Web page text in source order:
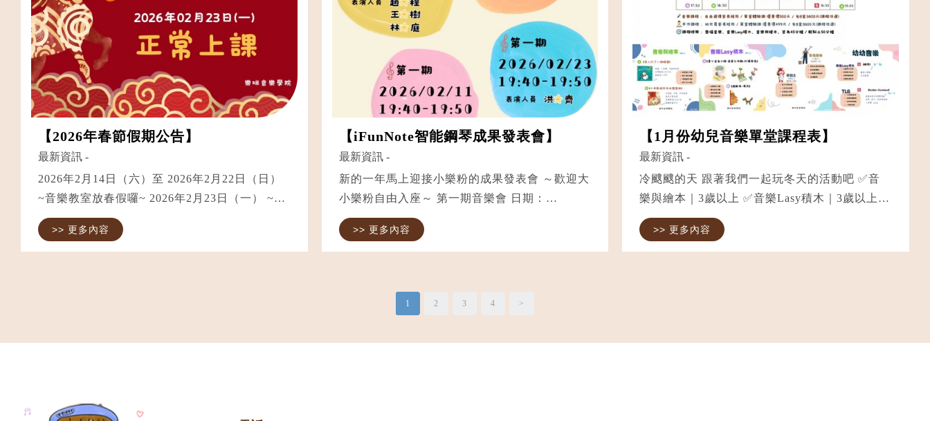
【2026年春節假期公告】
最新資訊 -
2026年2月14日（六）至 2026年2月22日（日）
~音樂教室放春假囉~ 2026年2月23日（一） ~開
工大吉正常營業~
>> 更多內容
【iFunNote智能鋼琴成果發表會】
最新資訊-
新的一年馬上迎接小樂粉的成果發表會 ～歡迎大
小樂粉自由入座～ 第一期音樂會 日期：
2026/01/18 時間：10:40-10:50 地點：樂咪音樂
學院1樓 第二期音樂會 日期：2026/01/23 時間：
>> 更多內容
【1月份幼兒音樂單堂課程表】
最新資訊 -
冷颼颼的天 跟著我們一起玩冬天的活動吧 ✅音
樂與繪本｜3歲以上 ✅音樂Lasy積木｜3歲以上
✅奧福音樂｜1.5歲以上 ✅輕黏土手作｜2.5歲以
上 ✅幼幼Lasy積木｜1～2歲 ✅TLG幼幼律動｜7
>> 更多內容
1 2 3 4 >